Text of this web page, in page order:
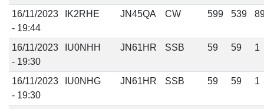
16/11/2023
- 19:44
IK2RHE JN45QA CW 599 539
16/11/2023
- 19:30
IU0NHH JN61HR SSB 59 59 1
16/11/2023
- 19:30
IU0NHG JN61HR SSB 59 59 1